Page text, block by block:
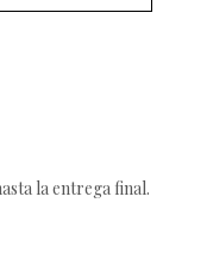
la entrega final.